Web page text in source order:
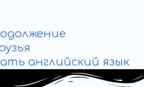
английский язык